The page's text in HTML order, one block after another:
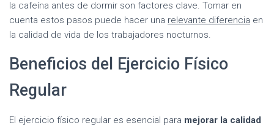
la cafeína antes de dormir son factores clave. Tomar en
cuenta estos pasos puede hacer una relevante diferencia en
la calidad de vida de los trabajadores nocturnos.
Beneficios del Ejercicio Físico
Regular
El ejercicio físico regular es esencial para mejorar la calidad